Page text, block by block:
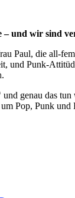
und wir sind
Paul, die all-
und Punk-
und genau das
Pop, Punk